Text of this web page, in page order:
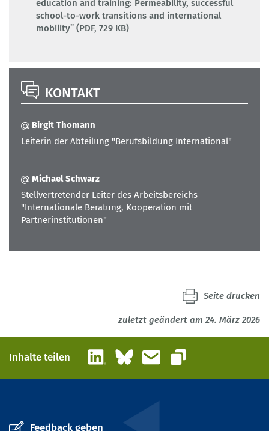
education and training: Permeability, successful
school-to-work transitions and international
mobility” (PDF, 729 KB)
KONTAKT
Birgit Thomann
Leiterin der Abteilung "Berufsbildung International"
Michael Schwarz
Stellvertretender Leiter des Arbeitsbereichs
"Internationale Beratung, Kooperation mit
Partnerinstitutionen"
zuletzt geändert am 24. März 2026
Seite drucken
Inhalte teilen LinkedInBlueskyE-Mail
Link kopieren
Feedback geben